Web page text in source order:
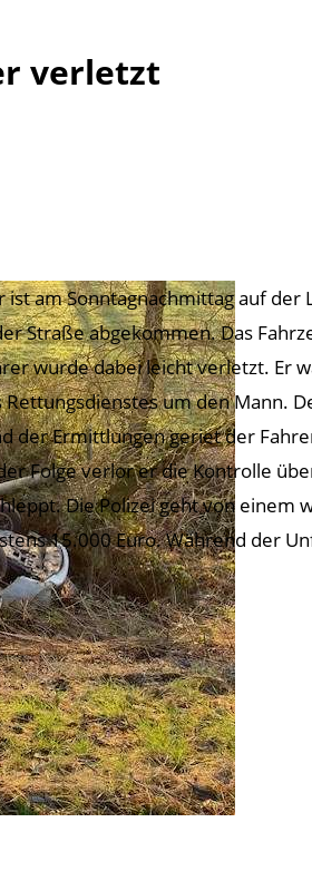
verletzt
ist am Sonntagnachmittag auf der
Straße abgekommen. Das
wurde dabei leicht verletzt. Er
um den Mann.
der Ermittlungen geriet der
Folge verlor er die Kontrolle
Die Polizei geht von einem
15.000 Euro. Während der